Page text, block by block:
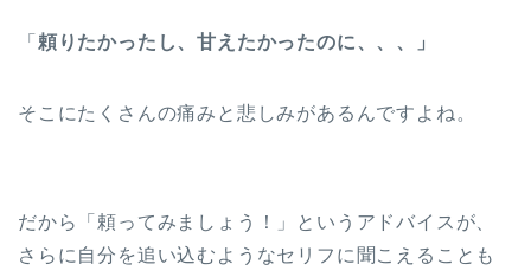
「 頼りたかったし、甘えたかったのに、、、」
そこにたくさんの痛みと悲しみがあるんですよね。
だから「頼ってみましょう！」というアドバイスが、
さらに自分を追い込むようなセリフに聞こえることも